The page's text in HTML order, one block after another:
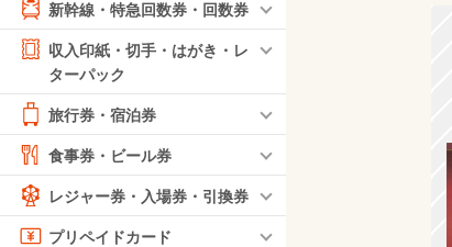
新幹線・特急回数券・回数券
収入印紙・切手・はがき・レ
ターパック
旅行券・宿泊券
食事券・ビール券
レジャー券・入場券・引換券
プリペイドカード